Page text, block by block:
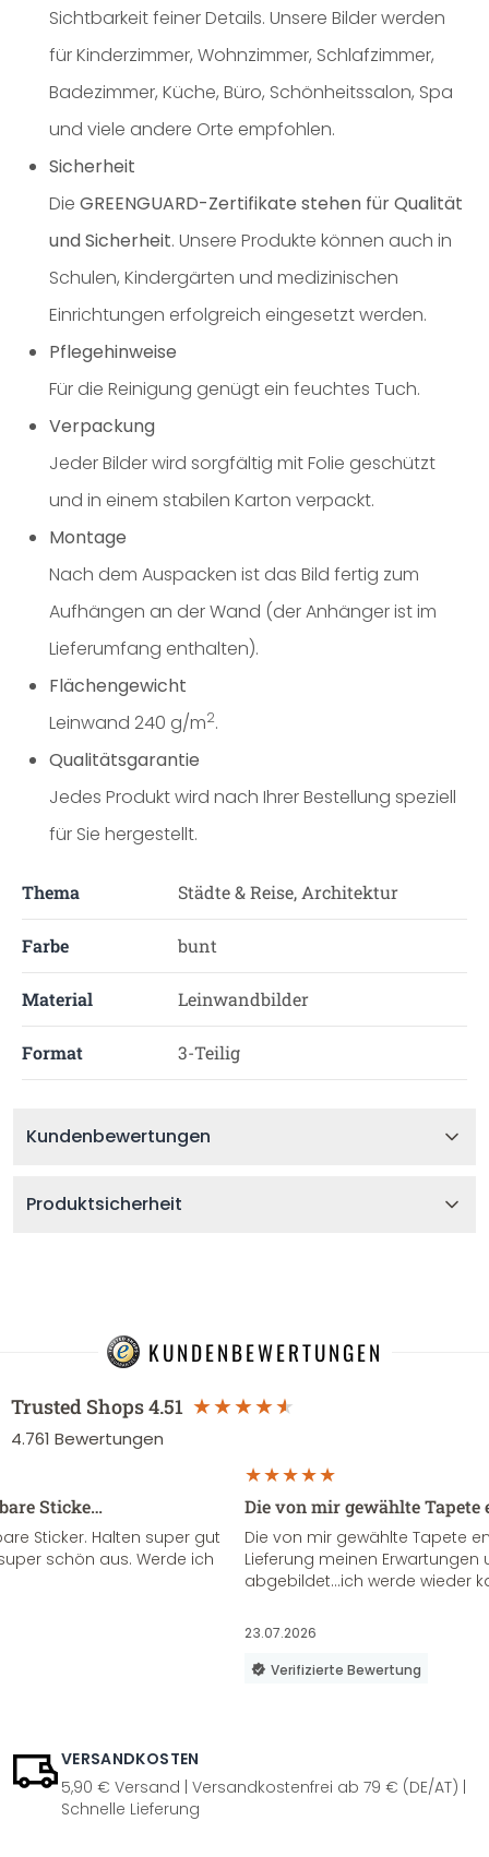
Sichtbarkeit feiner Details. Unsere Bilder werden
für Kinderzimmer, Wohnzimmer, Schlafzimmer,
Badezimmer, Küche, Büro, Schönheitssalon, Spa
und viele andere Orte empfohlen.
Sicherheit
Die GREENGUARD-Zertifikate stehen für Qualität
und Sicherheit. Unsere Produkte können auch in
Schulen, Kindergärten und medizinischen
Einrichtungen erfolgreich eingesetzt werden.
Pflegehinweise
Für die Reinigung genügt ein feuchtes Tuch.
Verpackung
Jeder Bilder wird sorgfältig mit Folie geschützt
und in einem stabilen Karton verpackt.
Montage
Nach dem Auspacken ist das Bild fertig zum
Aufhängen an der Wand (der Anhänger ist im
Lieferumfang enthalten).
Flächengewicht
Leinwand 240 g/m2.
Qualitätsgarantie
Jedes Produkt wird nach Ihrer Bestellung speziell
für Sie hergestellt.
Thema Städte & Reise, Architektur
Farbe bunt
Material Leinwandbilder
Format 3-Teilig
Kundenbewertungen
Produktsicherheit
KUNDENBEWERTUNGEN
Trusted Shops4.51
4.761 Bewertungen
Sticke…
Sticker. Halten super gut
schön aus. Werde ich
Die von mir gewählte
Die von mir gewählte Tapete
Lieferung meinen Erwartungen
abgebildet...ich werde wieder
23.07.2026
Verifizierte Bewertung
VERSANDKOSTEN
5,90 € Versand | Versandkostenfrei ab 79 € (DE/AT) |
Schnelle Lieferung